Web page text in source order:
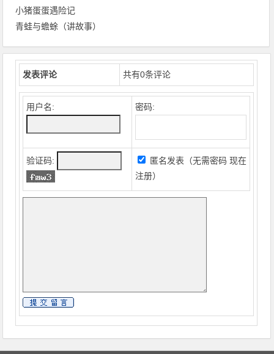
小猪蛋蛋遇险记
青蛙与蟾蜍（讲故事）
发表评论 共有0条评论
用户名: 密码:
验证码: 匿名发表（无需密码现在
注册）